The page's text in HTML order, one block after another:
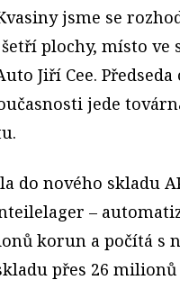
jsme se
plochy, místo ve
Jiří Cee.
jede
do nového skladu
–
korun a počítá s
přes 26